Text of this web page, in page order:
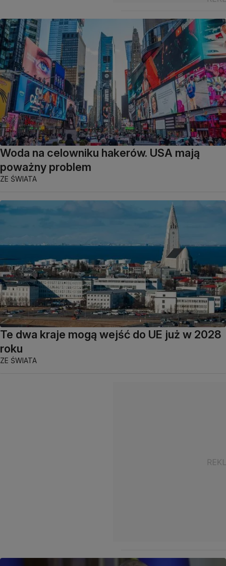
Woda na celowniku hakerów. USA mają
poważny problem
ZE ŚWIATA
Te dwa kraje mogą wejść do UE już w 2028
roku
ZE ŚWIATA